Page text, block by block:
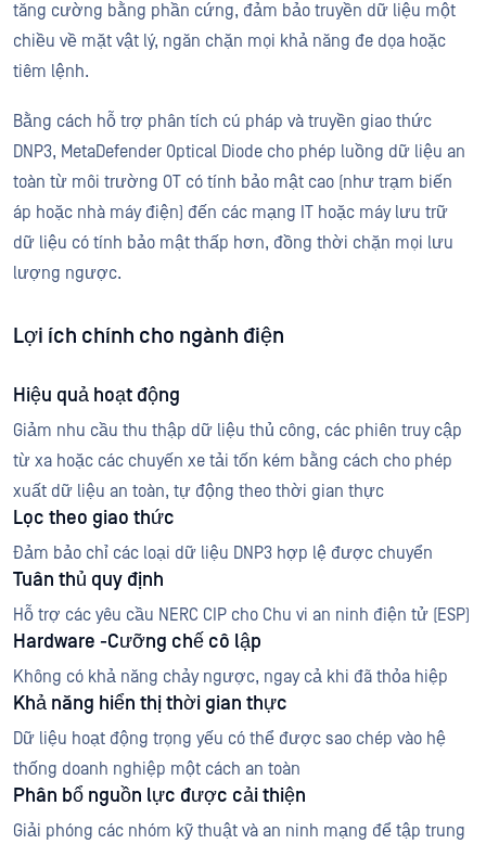
tăng cường bằng phần cứng, đảm bảo truyền dữ liệu một
chiều về mặt vật lý, ngăn chặn mọi khả năng đe dọa hoặc
tiêm lệnh.
Bằng cách hỗ trợ phân tích cú pháp và truyền giao thức
DNP3, MetaDefender Optical Diode cho phép luồng dữ liệu an
toàn từ môi trường OT có tính bảo mật cao (như trạm biến
áp hoặc nhà máy điện) đến các mạng IT hoặc máy lưu trữ
dữ liệu có tính bảo mật thấp hơn, đồng thời chặn mọi lưu
lượng ngược.
Lợi ích chính cho ngành điện
Hiệu quả hoạt động
Giảm nhu cầu thu thập dữ liệu thủ công, các phiên truy cập
từ xa hoặc các chuyến xe tải tốn kém bằng cách cho phép
xuất dữ liệu an toàn, tự động theo thời gian thực
Lọc theo giao thức
Đảm bảo chỉ các loại dữ liệu DNP3 hợp lệ được chuyển
Tuân thủ quy định
Hỗ trợ các yêu cầu NERC CIP cho Chu vi an ninh điện tử (ESP)
Hardware -Cưỡng chế cô lập
Không có khả năng chảy ngược, ngay cả khi đã thỏa hiệp
Khả năng hiển thị thời gian thực
Dữ liệu hoạt động trọng yếu có thể được sao chép vào hệ
thống doanh nghiệp một cách an toàn
Phân bổ nguồn lực được cải thiện
Giải phóng các nhóm kỹ thuật và an ninh mạng để tập trung